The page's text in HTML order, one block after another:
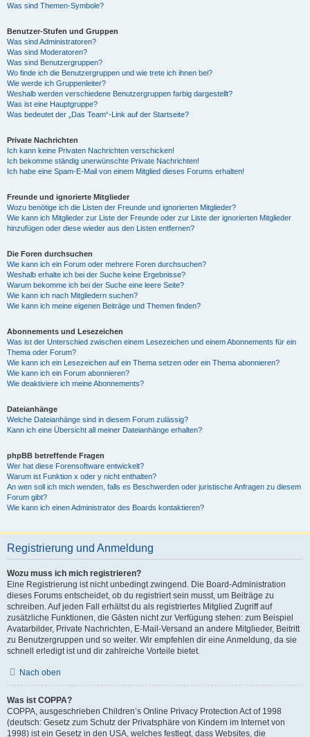
Was sind Themen-Symbole?
Benutzer-Stufen und Gruppen
Was sind Administratoren?
Was sind Moderatoren?
Was sind Benutzergruppen?
Wo finde ich die Benutzergruppen und wie trete ich ihnen bei?
Wie werde ich Gruppenleiter?
Weshalb werden verschiedene Benutzergruppen farbig dargestellt?
Was ist eine Hauptgruppe?
Was bedeutet der „Das Team“-Link auf der Startseite?
Private Nachrichten
Ich kann keine Privaten Nachrichten verschicken!
Ich bekomme ständig unerwünschte Private Nachrichten!
Ich habe eine Spam-E-Mail von einem Mitglied dieses Forums erhalten!
Freunde und ignorierte Mitglieder
Wozu benötige ich die Listen der Freunde und ignorierten Mitglieder?
Wie kann ich Mitglieder zur Liste der Freunde oder zur Liste der ignorierten Mitglieder
hinzufügen oder diese wieder aus den Listen entfernen?
Die Foren durchsuchen
Wie kann ich ein Forum oder mehrere Foren durchsuchen?
Weshalb erhalte ich bei der Suche keine Ergebnisse?
Warum bekomme ich bei der Suche eine leere Seite?
Wie kann ich nach Mitgliedern suchen?
Wie kann ich meine eigenen Beiträge und Themen finden?
Abonnements und Lesezeichen
Was ist der Unterschied zwischen einem Lesezeichen und einem Abonnements für ein
Thema oder Forum?
Wie kann ich ein Lesezeichen auf ein Thema setzen oder ein Thema abonnieren?
Wie kann ich ein Forum abonnieren?
Wie deaktiviere ich meine Abonnements?
Dateianhänge
Welche Dateianhänge sind in diesem Forum zulässig?
Kann ich eine Übersicht all meiner Dateianhänge erhalten?
phpBB betreffende Fragen
Wer hat diese Forensoftware entwickelt?
Warum ist Funktion x oder y nicht enthalten?
An wen soll ich mich wenden, falls es Beschwerden oder juristische Anfragen zu diesem
Forum gibt?
Wie kann ich einen Administrator des Boards kontaktieren?
Registrierung und Anmeldung
Wozu muss ich mich registrieren?
Eine Registrierung ist nicht unbedingt zwingend. Die Board-Administration
dieses Forums entscheidet, ob du registriert sein musst, um Beiträge zu
schreiben. Auf jeden Fall erhältst du als registriertes Mitglied Zugriff auf
zusätzliche Funktionen, die Gästen nicht zur Verfügung stehen: zum Beispiel
Avatarbilder, Private Nachrichten, E-Mail-Versand an andere Mitglieder, Beitritt
zu Benutzergruppen und so weiter. Wir empfehlen dir eine Anmeldung, da sie
schnell erledigt ist und dir zahlreiche Vorteile bietet.
Nach oben
Was ist COPPA?
COPPA, ausgeschrieben Children’s Online Privacy Protection Act of 1998
(deutsch: Gesetz zum Schutz der Privatsphäre von Kindern im Internet von
1998) ist ein Gesetz in den USA, welches festlegt, dass Websites, die